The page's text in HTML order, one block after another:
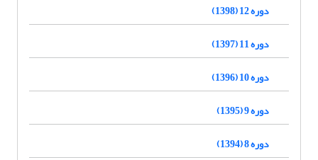
دوره 12 (1398)
دوره 11 (1397)
دوره 10 (1396)
دوره 9 (1395)
دوره 8 (1394)